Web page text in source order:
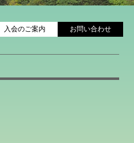
入会のご案内 お問い合わせ